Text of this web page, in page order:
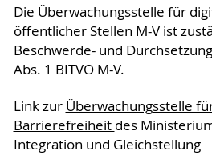
Die Überwachungsstelle für
öffentlicher Stellen M-V ist
Beschwerde- und
Abs. 1 BITVO M-V.
Link zur Überwachungsstelle
Barrierefreiheit des
Integration und Gleichstellung